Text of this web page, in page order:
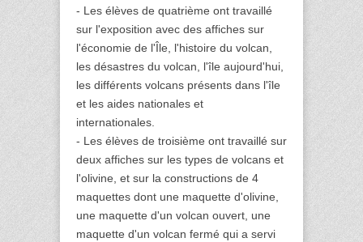
- Les élèves de quatrième ont travaillé
sur l'exposition avec des affiches sur
l'économie de l'Île, l'histoire du volcan,
les désastres du volcan, l'île aujourd'hui,
les différents volcans présents dans l'île
et les aides nationales et
internationales.
- Les élèves de troisième ont travaillé sur
deux affiches sur les types de volcans et
l'olivine, et sur la constructions de 4
maquettes dont une maquette d'olivine,
une maquette d'un volcan ouvert, une
maquette d'un volcan fermé qui a servi